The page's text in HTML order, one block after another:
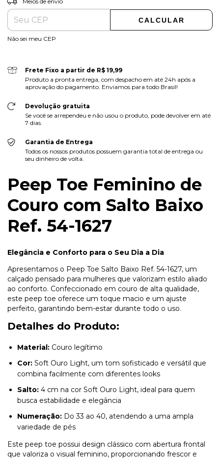
CALCULAR
Não sei meu CEP
Frete Fixo a partir de R$ 19,99
Produto a pronta entrega, com despacho em até 24h após a
aprovação do pagamento. Enviamos para todo Brasil!
Devolução gratuita
Se você se arrependeu e não usou o produto, pode devolver em até
7 dias.
Garantia de Entrega
Todos os nossos produtos possuem garantia total de entrega ou
seu dinheiro de volta.
Peep Toe Feminino de
Couro com Salto Baixo
Ref. 54-1627
Elegância e Conforto para o Seu Dia a Dia
Apresentamos o Peep Toe Salto Baixo Ref. 54-1627, um
calçado pensado para mulheres que valorizam estilo aliado
ao conforto. Confeccionado em couro de alta qualidade,
este peep toe oferece um toque macio e um ajuste
perfeito, garantindo bem-estar durante todo o uso.
Detalhes do Produto:
Material: Couro legítimo
Cor: Soft Ouro Light, um tom sofisticado e versátil que
combina facilmente com diferentes looks
Salto: 4 cm na cor Soft Ouro Light, ideal para quem
busca estabilidade e elegância
Numeração: Do 33 ao 40, atendendo a uma ampla
variedade de pés
Este peep toe possui design clássico com abertura frontal
que valoriza o visual feminino, proporcionando frescor e